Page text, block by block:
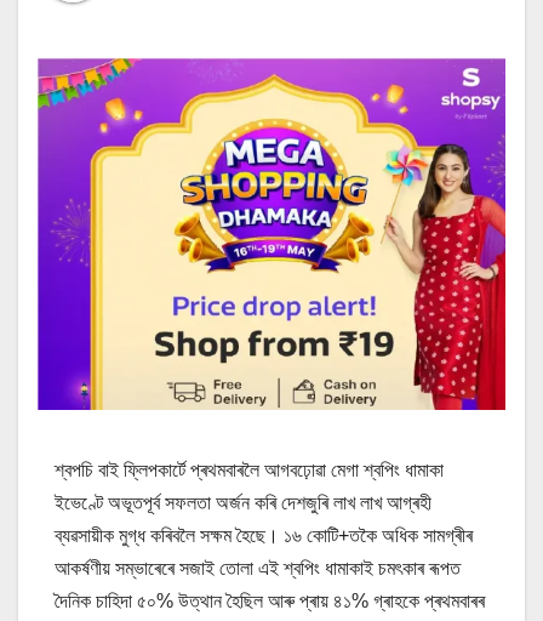
শ্বপচি বাই ফ্লিপকাৰ্টে প্ৰথমবাৰলৈ আগবঢ়োৱা মেগা শ্বপিং ধামাকা
ইভেণ্টে অভূতপূৰ্ব সফলতা অৰ্জন কৰি দেশজুৰি লাখ লাখ আগ্ৰহী
ব্যৱসায়ীক মুগ্ধ কৰিবলৈ সক্ষম হৈছে। ১৬ কোটি+তকৈ অধিক সামগ্ৰীৰ
আকৰ্ষণীয় সম্ভাৰেৰে সজাই তোলা এই শ্বপিং ধামাকাই চমৎকাৰ ৰূপত
দৈনিক চাহিদা ৫০% উত্থান হৈছিল আৰু প্ৰায় ৪১% গ্ৰাহকে প্ৰথমবাৰৰ